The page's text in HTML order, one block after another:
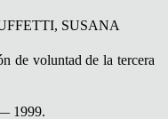
SUSANA
de voluntad de la tercera
1999.